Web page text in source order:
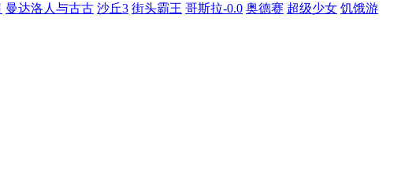
曼达洛人与古古 沙丘3 街头霸王 哥斯拉-0.0 奥德赛 超级少女 饥饿游